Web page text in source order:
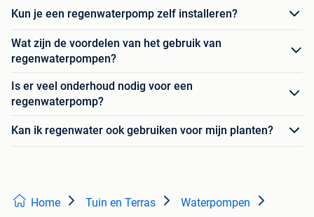
Kun je een regenwaterpomp zelf installeren?
Wat zijn de voordelen van het gebruik van
regenwaterpompen?
Is er veel onderhoud nodig voor een
regenwaterpomp?
Kan ik regenwater ook gebruiken voor mijn planten?
Home Tuin en Terras Waterpompen